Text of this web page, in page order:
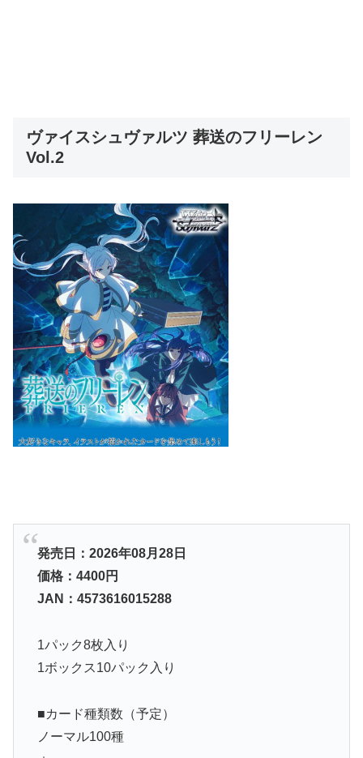
ヴァイスシュヴァルツ 葬送のフリーレン
Vol.2
発売日：2026年08月28日
価格：4400円
JAN：4573616015288
1パック8枚入り
1ボックス10パック入り
■カード種類数（予定）
ノーマル100種